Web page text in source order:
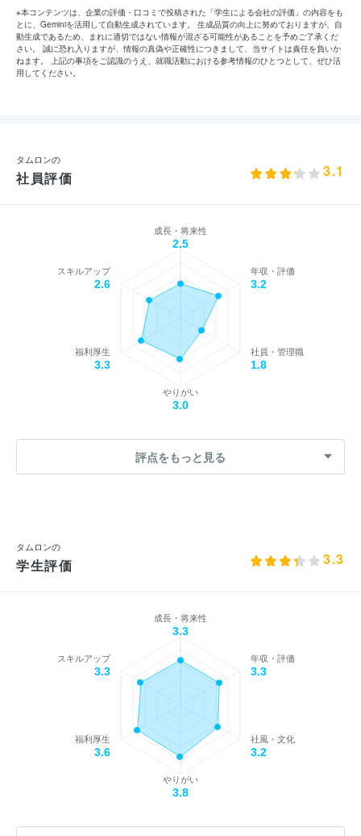
※本コンテンツは、企業の評価・口コミで投稿された「学生による会社の評価」の内容をも
とに、Geminiを活用して自動生成されています。 生成品質の向上に努めておりますが、自
動生成であるため、まれに適切ではない情報が混ざる可能性があることを予めご了承くだ
さい。 誠に恐れ入りますが、情報の真偽や正確性につきまして、当サイトは責任を負いか
ねます。 上記の事項をご認識のうえ、就職活動における参考情報のひとつとして、ぜひ活
用してください。
タムロンの
社員評価 3.1
成長・将来性
2.5
年収・評価
3.2
社員・管理職
1.8
やりがい
3.0
福利厚生
3.3
スキルアップ
2.6
評点をもっと見る
タムロンの
学生評価 3.3
成長・将来性
3.3
年収・評価
3.3
社風・文化
3.2
やりがい
3.8
福利厚生
3.6
スキルアップ
3.3